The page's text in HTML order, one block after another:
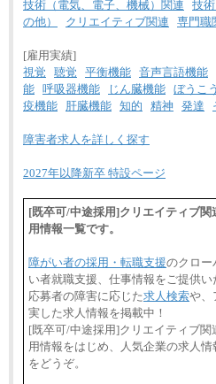
技術（電気、電子、機械）関連 技
の他）
クリエイティブ関連 専門職
[雇用実績]
視覚
聴覚 平衡機能 音声言語機能
能 呼吸器機能 じん臓機能 ぼうこ
疫機能
肝臓機能 知的 精神 発達
障害者求人を詳しく探す
2027年以降新卒 特設ページ
[既卒可/中途採用]クリエイティブ
用情報一覧です。
障がい者の採用・転職支援のクロー
い者就職支援、仕事情報をご提供い
応募者の障害に応じた求人検索や、
実した求人情報を掲載中！
[既卒可/中途採用]クリエイティブ
用情報をはじめ、人気企業の求人
をどうぞ。